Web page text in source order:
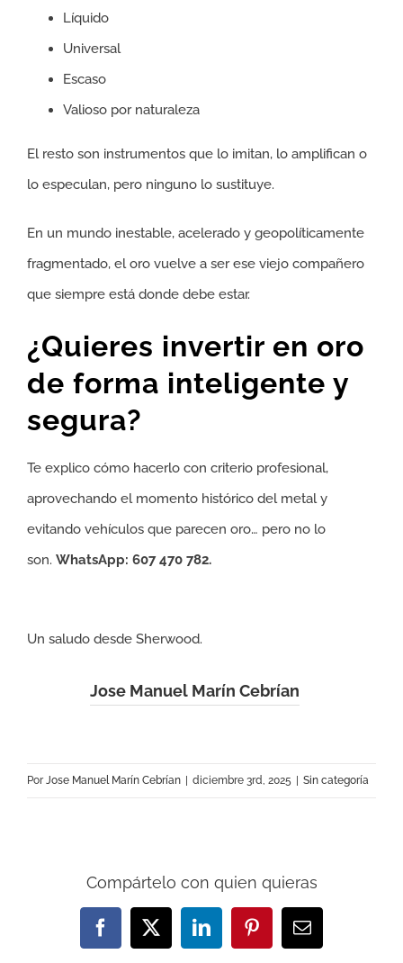
Líquido
Universal
Escaso
Valioso por naturaleza
El resto son instrumentos que lo imitan, lo amplifican o
lo especulan, pero ninguno lo sustituye.
En un mundo inestable, acelerado y geopolíticamente
fragmentado, el oro vuelve a ser ese viejo compañero
que siempre está donde debe estar.
¿Quieres invertir en oro
de forma inteligente y
segura?
Te explico cómo hacerlo con criterio profesional,
aprovechando el momento histórico del metal y
evitando vehículos que parecen oro… pero no lo
son. WhatsApp: 607 470 782.
Un saludo desde Sherwood.
Jose Manuel Marín Cebrían
PorJose Manuel Marín Cebrían diciembre 3rd, 2025 Sin categoría
Compártelo con quien quieras
Facebook
X LinkedInPinterestCorreo
electrónico